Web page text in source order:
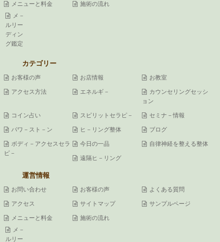
メニューと料金
メ－
ルリー
ディン
グ鑑定
施術の流れ
カテゴリー
お客様の声 お店情報 お教室
アクセス方法 エネルギ－
カウンセリングセッシ
ョン
コイン占い スピリットセラピ－ セミナ－情報
パワ－スト－ン ヒ－リング整体 ブログ
ボディ－アクセスセラ
ピ－
今日の一品 自律神経を整える整体
遠隔ヒ－リング
運営情報
お問い合わせ お客様の声 よくある質問
アクセス サイトマップ サンプルページ
メニューと料金
メ－
ルリー
施術の流れ